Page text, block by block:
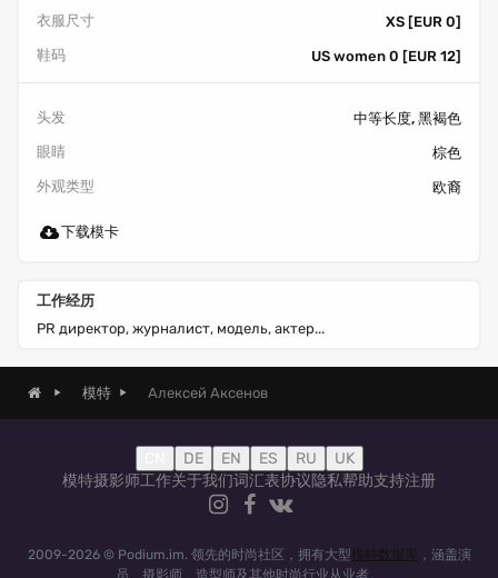
衣服尺寸
XS [EUR 0]
鞋码
US women 0 [EUR 12]
头发
中等长度, 黑褐色
眼睛
棕色
外观类型
欧裔
下载模卡
工作经历
PR директор, журналист, модель, актер...
模特 Алексей Аксенов
DE EN ES RU
UK
模特摄影师工作关于我们词汇表协议隐私帮助支持注册
2009-2026 © Podium.im. 领先的时尚社区，拥有大型模特数据库
，涵盖演
员、摄影师、造型师及其他时尚行业从业者。